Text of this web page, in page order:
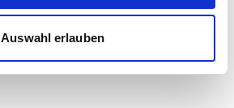
Auswahl erlauben